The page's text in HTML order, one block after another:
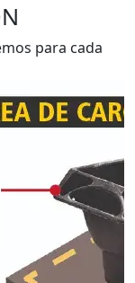
para cada